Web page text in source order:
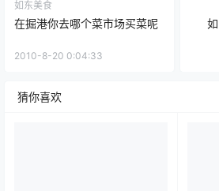
如东美食
在掘港你去哪个菜市场买菜呢
2010-8-20 0:04:33
猜你喜欢